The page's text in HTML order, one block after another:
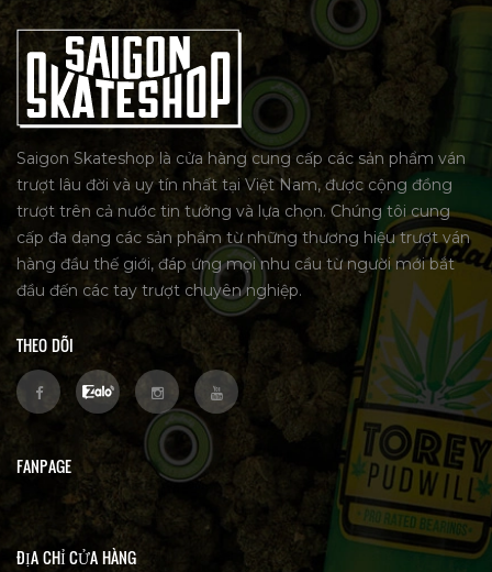
Saigon Skateshop là cửa hàng cung cấp các sản phẩm ván
trượt lâu đời và uy tín nhất tại Việt Nam, được cộng đồng
trượt trên cả nước tin tưởng và lựa chọn. Chúng tôi cung
cấp đa dạng các sản phẩm từ những thương hiệu trượt ván
hàng đầu thế giới, đáp ứng mọi nhu cầu từ người mới bắt
đầu đến các tay trượt chuyên nghiệp.
THEO DÕI
FANPAGE
ĐỊA CHỈ CỬA HÀNG